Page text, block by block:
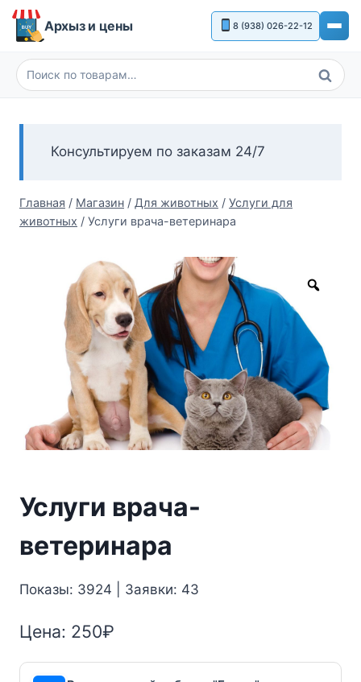
Перейти
Архыз и цены 8 (938) 026-22-12
Искать:
Поиск
Консультируем по заказам 24/7
Главная / Магазин / Для животных / Услуги для
животных / Услуги врача-ветеринара
Услуги врача-
ветеринара
Показы: 3924 | Заявки: 43
Цена: 250₽